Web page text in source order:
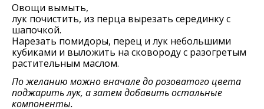
Овощи вымыть,
лук почистить, из перца вырезать серединку с
шапочкой.
Нарезать помидоры, перец и лук небольшими
кубиками и выложить на сковороду с разогретым
растительным маслом.
По желанию можно вначале до розоватого цвета
поджарить лук, а затем добавить остальные
компоненты.